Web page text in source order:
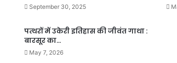
September 30, 2025
पत्थरों में उकेरी इतिहास की जीवंत गाथा :
बारसूर का…
May 7, 2026